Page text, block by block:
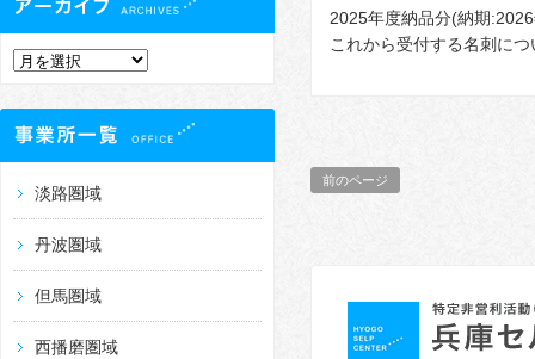
2025年度納品分(納期
これから受付する名刺に
前のページ
淡路圏域
丹波圏域
但馬圏域
西播磨圏域